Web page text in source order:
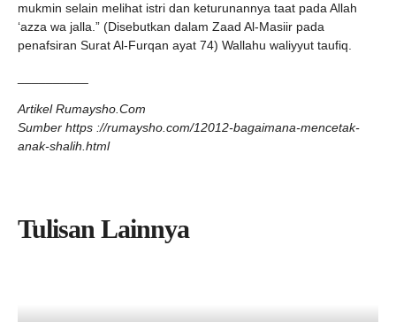
mukmin selain melihat istri dan keturunannya taat pada Allah
‘azza wa jalla.” (Disebutkan dalam Zaad Al-Masiir pada
penafsiran Surat Al-Furqan ayat 74) Wallahu waliyyut taufiq.
Artikel Rumaysho.Com
Sumber https ://rumaysho.com/12012-bagaimana-mencetak-
anak-shalih.html
Tulisan Lainnya